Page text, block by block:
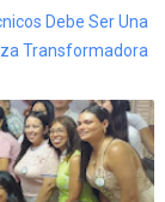
Debe Ser Una
Transformadora